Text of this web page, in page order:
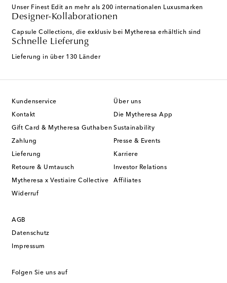
Unser Finest Edit an mehr als 200 internationalen Luxusmarken
Designer-Kollaborationen
Capsule Collections, die exklusiv bei Mytheresa erhältlich sind
Schnelle Lieferung
Lieferung in über 130 Länder
Kundenservice
Kontakt
Gift Card & Mytheresa Guthaben
Zahlung
Lieferung
Retoure & Umtausch
Mytheresa x Vestiaire Collective
Widerruf
Über uns
Die Mytheresa App
Sustainability
Presse & Events
Karriere
Investor Relations
Affiliates
AGB
Datenschutz
Impressum
Folgen Sie uns auf